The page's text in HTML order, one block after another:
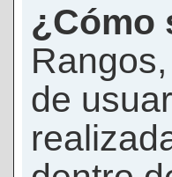
¿Cómo
de